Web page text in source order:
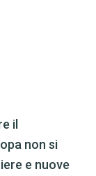
il
non si
e nuove